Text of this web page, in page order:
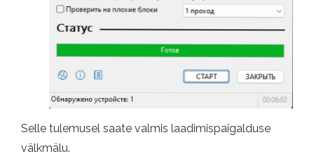
Selle tulemusel saate valmis laadimispaigalduse
välkmälu.